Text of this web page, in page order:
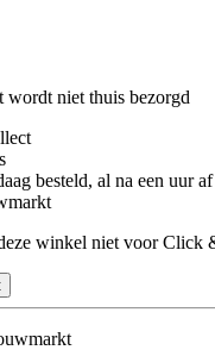
wordt niet thuis bezorgd
besteld, al na een uur
winkel niet voor Click